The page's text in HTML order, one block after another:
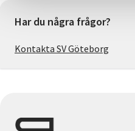
Har du några frågor?
Kontakta SV Göteborg